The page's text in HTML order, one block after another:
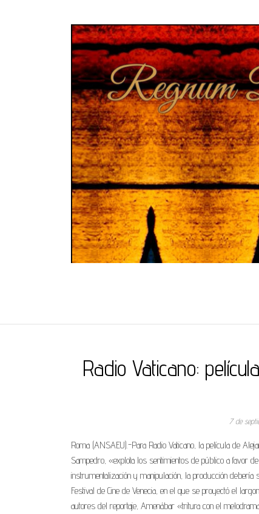
Radio Vaticano:
7 de
Roma (ANSAEU).-Para Radio Vaticano, la película de
Sampedro, «explota los sentimientos de público a favor
instrumentalización y manipulación, la producción
Festival de Cine de Venecia, en el que se proyectó el
autores del reportaje, Amenábar «tritura con el